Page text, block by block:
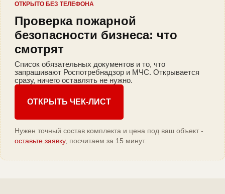
ОТКРЫТО БЕЗ ТЕЛЕФОНА
Проверка пожарной
безопасности бизнеса: что
смотрят
Список обязательных документов и то, что
запрашивают Роспотребнадзор и МЧС. Открывается
сразу, ничего оставлять не нужно.
ОТКРЫТЬ ЧЕК-ЛИСТ
Нужен точный состав комплекта и цена под ваш объект -
оставьте заявку, посчитаем за 15 минут.